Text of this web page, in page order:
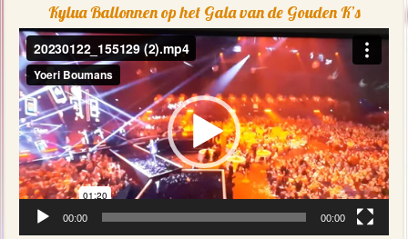
Kylua Ballonnen op het Gala van de Gouden K’s
Videospeler
00:00 00:00